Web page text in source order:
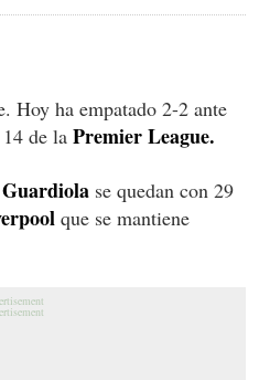
Hoy ha empatado 2-2 ante
de la Premier League.
se quedan con 29
que se mantiene